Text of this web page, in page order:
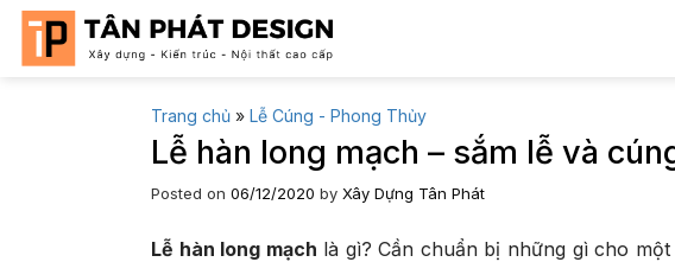
Skip
Trang chủ » Lễ Cúng - Phong Thủy
Lễ hàn long mạch – sắm lễ và
Posted on 06/12/2020 by Xây Dựng Tân Phát
Lễ hàn long mạch là gì? Cần chuẩn bị những gì cho